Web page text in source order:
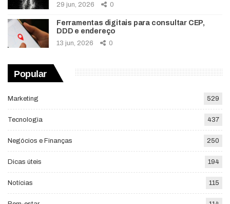
29 jun, 2026 0
Ferramentas digitais para consultar CEP,
DDD e endereço
13 jun, 2026 0
Popular
Marketing 529
Tecnologia 437
Negócios e Finanças 250
Dicas úteis 194
Notícias 115